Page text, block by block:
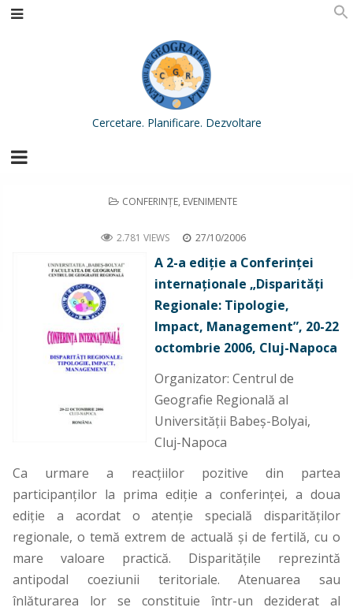
Cercetare. Planificare. Dezvoltare
POSTED
CONFERINŢE, EVENIMENTE
2.781 VIEWS 27/10/2006
A 2-a ediţie a Conferinţei
internaţionale „Disparităţi
Regionale: Tipologie,
Impact, Management”, 20-22
octombrie 2006, Cluj-Napoca
Organizator: Centrul de
Geografie Regională al
Universităţii Babeş-Bolyai,
Cluj-Napoca
Ca urmare a reacţiilor pozitive din partea
participanţilor la prima ediţie a conferinţei, a doua
ediţie a acordat o atenţie specială disparităţilor
regionale, o temă extrem de actuală şi de fertilă, cu o
mare valoare practică. Disparităţile reprezintă
antipodal coeziunii teritoriale. Atenuarea sau
înlăturarea lor se constituie într-un deziderat al